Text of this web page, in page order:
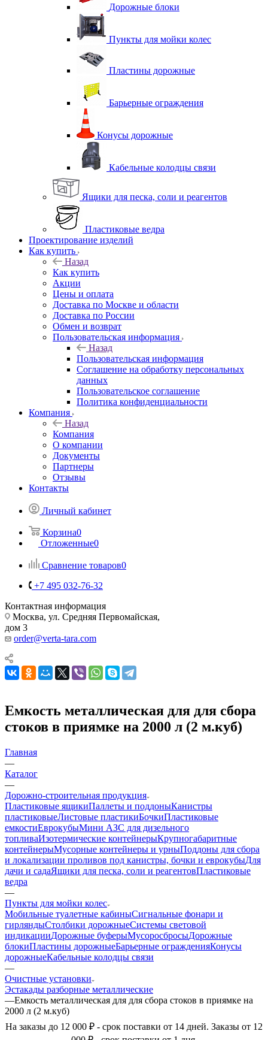
Дорожные блоки
Пункты для мойки колес
Пластины дорожные
Барьерные ограждения
Конусы дорожные
Кабельные колодцы связи
Ящики для песка, соли и реагентов
Пластиковые ведра
Проектирование изделий
Как купить
Назад
Как купить
Акции
Цены и оплата
Доставка по Москве и области
Доставка по России
Обмен и возврат
Пользовательская информация
Назад
Пользовательская информация
Соглашение на обработку персональных
данных
Пользовательское соглашение
Политика конфиденциальности
Компания
Назад
Компания
О компании
Документы
Партнеры
Отзывы
Контакты
Личный кабинет
Корзина0
Отложенные0
Сравнение товаров0
+7 495 032-76-32
Контактная информация
Москва, ул. Средняя Первомайская,
дом 3
order@verta-tara.com
Емкость металлическая для для сбора
стоков в приямке на 2000 л (2 м.куб)
Главная
—
Каталог
—
Дорожно-строительная продукция
Пластиковые ящикиПаллеты и поддоныКанистры
пластиковыеЛистовые пластикиБочкиПластиковые
емкостиЕврокубыМини АЗС для дизельного
топливаИзотермические контейнерыКрупногабаритные
контейнерыМусорные контейнеры и урныПоддоны для сбора
и локализации проливов под канистры, бочки и еврокубыДля
дачи и садаЯщики для песка, соли и реагентовПластиковые
ведра
—
Пункты для мойки колес
Мобильные туалетные кабиныСигнальные фонари и
гирляндыСтолбики дорожныеСистемы световой
индикацииДорожные буферыМусоросбросыДорожные
блокиПластины дорожныеБарьерные огражденияКонусы
дорожныеКабельные колодцы связи
—
Очистные установки
Эстакады разборные металлические
—Емкость металлическая для для сбора стоков в приямке на
2000 л (2 м.куб)
На заказы до 12 000 ₽ - срок поставки от 14 дней. Заказы от 12